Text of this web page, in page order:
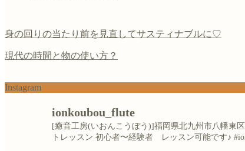
身の回りの当たり前を見直してサスティナブルに♡
現代の時間と物の使い方？
Instagram
ionkoubou_flute
[癒音工房(いおんこうぼう)]福岡県北九州市八幡東
トレッスン 初心者〜経験者 レッスン可能です♪